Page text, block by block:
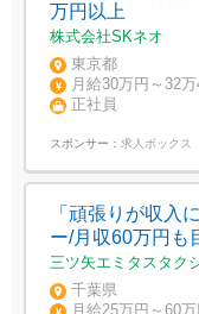
万円以上
株式会社SKネオ
東京都
月給30万円～32
正社員
スポンサー： 求人ボックス
「頑張りが収入
ー/月収60万円も
三ツ矢エミタスタク
千葉県
月給25万円～60万